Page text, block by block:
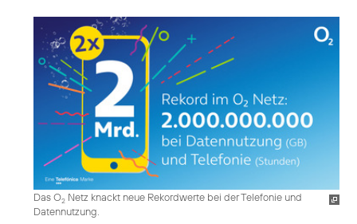
Das O2 Netz knackt neue Rekordwerte bei der Telefonie und
Datennutzung.